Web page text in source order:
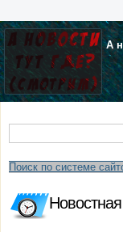
А
Поиск по системе